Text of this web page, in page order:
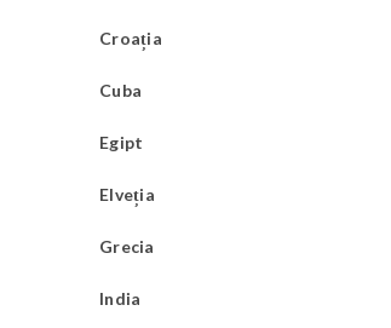
Croația
Cuba
Egipt
Elveția
Grecia
India